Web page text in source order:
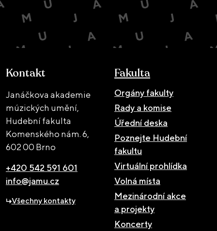
Kontakt
Janáčkova akademie
múzických umění,
Hudební fakulta
Komenského nám. 6,
602 00 Brno
+420 542 591 601
info@jamu.cz
Všechny kontakty
Fakulta
Orgány fakulty
Rady a komise
Úřední deska
Poznejte Hudební
fakultu
Virtuální prohlídka
Volná místa
Mezinárodní akce
a projekty
Koncerty